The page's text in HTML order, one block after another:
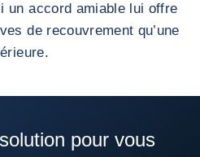
un accord amiable lui offre
de recouvrement qu’une
pour vous